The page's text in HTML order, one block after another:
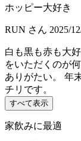
ホッピー大好き
RUN さん 2025/
白も黒も赤も大
をいただくのが
ありがたい。 年
チリです。
すべて表示
家飲みに最適